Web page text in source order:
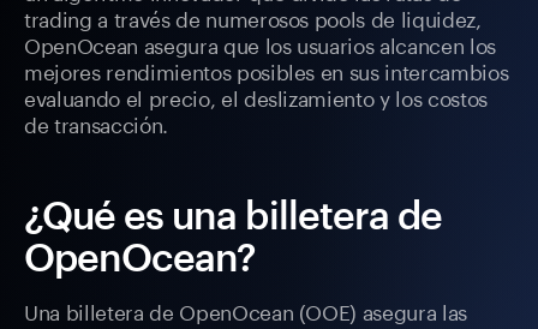
trading a través de numerosos pools de liquidez,
OpenOcean asegura que los usuarios alcancen los
mejores rendimientos posibles en sus intercambios
evaluando el precio, el deslizamiento y los costos
de transacción.
¿Qué es una billetera de
OpenOcean?
Una billetera de OpenOcean (OOE) asegura las